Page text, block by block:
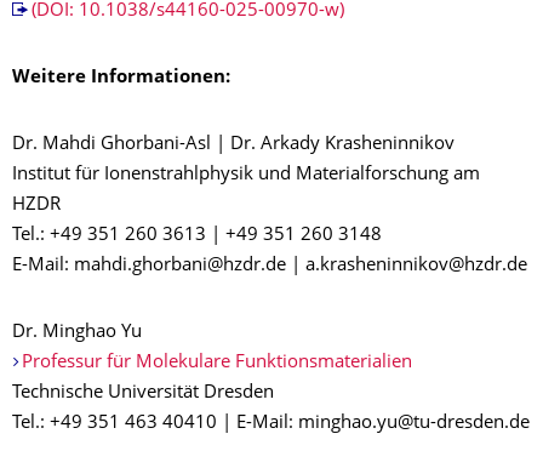
(DOI: 10.1038/s44160-025-00970-w)
Weitere Informationen:
Dr. Mahdi Ghorbani-Asl | Dr. Arkady Krasheninnikov
Institut für Ionenstrahlphysik und Materialforschung am
HZDR
Tel.: +49 351 260 3613 | +49 351 260 3148
E-Mail: mahdi.ghorbani@hzdr.de | a.krasheninnikov@hzdr.de
Dr. Minghao Yu
Professur für Molekulare Funktionsmaterialien
Technische Universität Dresden
Tel.: +49 351 463 40410 | E-Mail: minghao.yu@tu-dresden.de